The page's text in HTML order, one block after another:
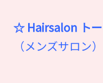
☆ Hairsalon トー
（メンズサロン）